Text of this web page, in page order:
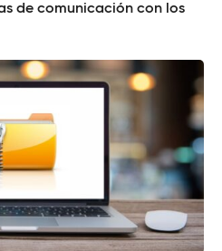
de comunicación con los